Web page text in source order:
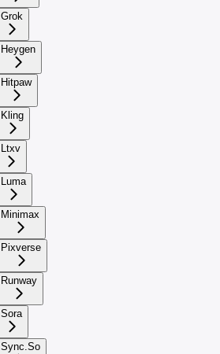
Grok
Heygen
Hitpaw
Kling
Ltxv
Luma
Minimax
Pixverse
Runway
Sora
Sync.So